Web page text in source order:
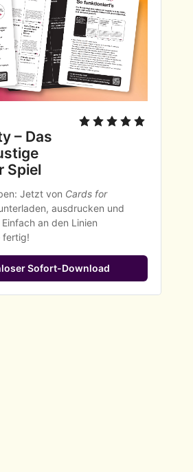
– Das
Spiel
Jetzt von Cards for
ausdrucken und
an den Linien
fertig!
Sofort-Download